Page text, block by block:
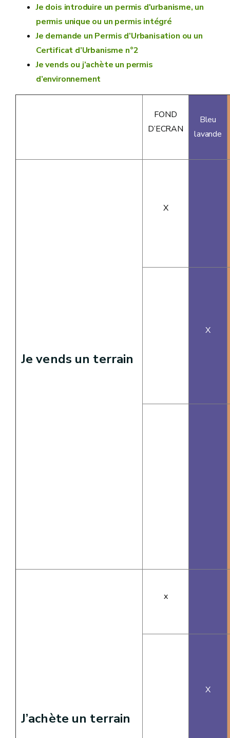
Je dois introduire un permis d'urbanisme, un
permis unique ou un permis intégré
Je demande un Permis d’Urbanisation ou un
Certificat d’Urbanisme n°2
Je vends ou j’achète un permis
d’environnement
FOND
D’ECRAN
Bleu
lavande
Je vends un terrain
X
X
J’achète un terrain
x
X